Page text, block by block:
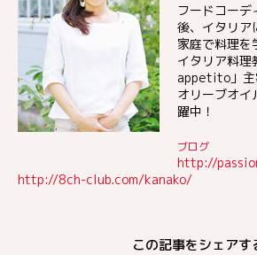
フードコーデ
後、イタリア
家庭で料理を
イタリア料理
appetito」主
オリーブオイ
躍中！
ブログ
http://
http://8ch-club.com/kanako/
この記事をシェアす